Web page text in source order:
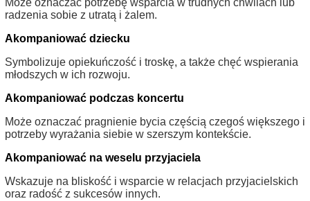
Może oznaczać potrzebę wsparcia w trudnych chwilach lub
radzenia sobie z utratą i żalem.
Akompaniować dziecku
Symbolizuje opiekuńczość i troskę, a także chęć wspierania
młodszych w ich rozwoju.
Akompaniować podczas koncertu
Może oznaczać pragnienie bycia częścią czegoś większego i
potrzeby wyrażania siebie w szerszym kontekście.
Akompaniować na weselu przyjaciela
Wskazuje na bliskość i wsparcie w relacjach przyjacielskich
oraz radość z sukcesów innych.